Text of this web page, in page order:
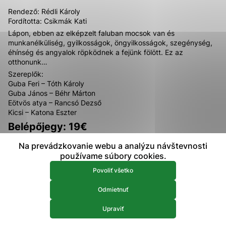
Rendező: Rédli Károly
Fordította: Csikmák Kati
Lápon, ebben az elképzelt faluban mocsok van és
munkanélküliség, gyilkosságok, öngyilkosságok, szegénység,
éhínség és angyalok röpködnek a fejünk fölött. Ez az
otthonunk…
Szereplők:
Guba Feri – Tóth Károly
Guba János – Béhr Márton
Eötvös atya – Rancsó Dezső
Kicsi – Katona Eszter
Belépőjegy: 19€
Info: +421 905 892 579
Na prevádzkovanie webu a analýzu návštevnosti
používame súbory cookies.
Povoliť všetko
Odmietnuť
Upraviť
prístup k zabezpečeným oblastiam webovej stránky. Bez
týchto súborov cookie nemôže web správne fungovať.
Analytické cookies Analytické
Analytické cookies pomáhajú prevádzkovateľovi stránok
pochopiť, ako návštevníci stránok stránku používajú, aby
mohol stránky optimalizovať a ponúknuť im lepšiu
skúsenosť. Všetky dáta sa zbierajú anonymne a nie je
možné ich spojiť s konkrétnou osobou.
Uložiť nastavenia
Viac informácií